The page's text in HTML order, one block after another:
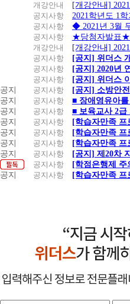
개강안내
[개강안내]
공지사항
2021학년도 1
공지사항
◆ 2021년 3월
공지사항
★당첨자발표★
개강안내
[개강안내]
공지사항
[공지] 위더스
공지사항
[공지] 2020년
공지사항
[공지] 위더스
공지
공지사항
[공지] 소방안
공지
공지사항
■ 장애영유아
공지
공지사항
■ 보육교사 2급
공지
공지사항
[학습자만족 프
공지
공지사항
[학습자만족
공지
공지사항
[학습자만족
공지
공지사항
[공지] 제20차
공지사항
[학점은행제
공지
공지사항 [학습자만족